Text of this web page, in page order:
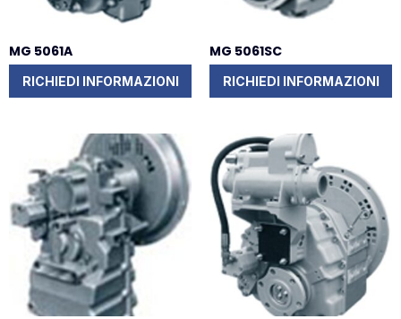
MG 5061A
RICHIEDI INFORMAZIONI
MG 5061SC
RICHIEDI INFORMAZIONI